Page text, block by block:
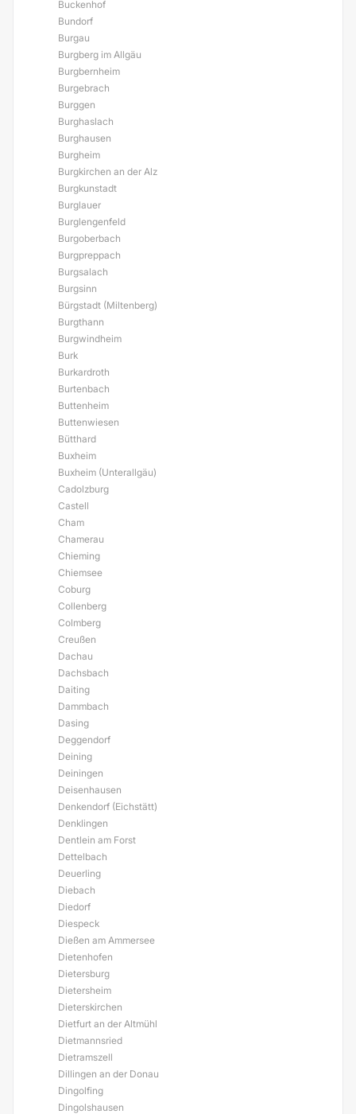
Buckenhof
Bundorf
Burgau
Burgberg im Allgäu
Burgbernheim
Burgebrach
Burggen
Burghaslach
Burghausen
Burgheim
Burgkirchen an der Alz
Burgkunstadt
Burglauer
Burglengenfeld
Burgoberbach
Burgpreppach
Burgsalach
Burgsinn
Bürgstadt (Miltenberg)
Burgthann
Burgwindheim
Burk
Burkardroth
Burtenbach
Buttenheim
Buttenwiesen
Bütthard
Buxheim
Buxheim (Unterallgäu)
Cadolzburg
Castell
Cham
Chamerau
Chieming
Chiemsee
Coburg
Collenberg
Colmberg
Creußen
Dachau
Dachsbach
Daiting
Dammbach
Dasing
Deggendorf
Deining
Deiningen
Deisenhausen
Denkendorf (Eichstätt)
Denklingen
Dentlein am Forst
Dettelbach
Deuerling
Diebach
Diedorf
Diespeck
Dießen am Ammersee
Dietenhofen
Dietersburg
Dietersheim
Dieterskirchen
Dietfurt an der Altmühl
Dietmannsried
Dietramszell
Dillingen an der Donau
Dingolfing
Dingolshausen